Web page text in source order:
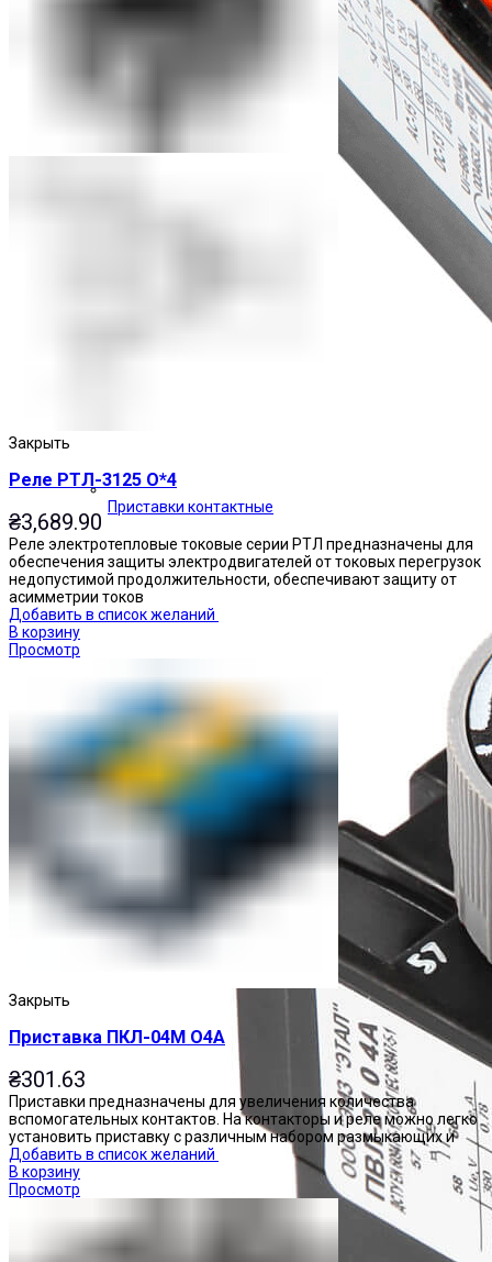
Приставки контактные
Закрыть
Реле РТЛ-3125 О*4
₴3,689.90
Реле электротепловые токовые серии РТЛ предназначены для
обеспечения защиты электродвигателей от токовых перегрузок
недопустимой продолжительности, обеспечивают защиту от
асимметрии токов
Добавить в список желаний
В корзину
Просмотр
Закрыть
Приставка ПКЛ-04М О4А
₴301.63
Приставки предназначены для увеличения количества
вспомогательных контактов. На контакторы и реле можно легко
установить приставку с различным набором размыкающих и
Добавить в список желаний
В корзину
Просмотр